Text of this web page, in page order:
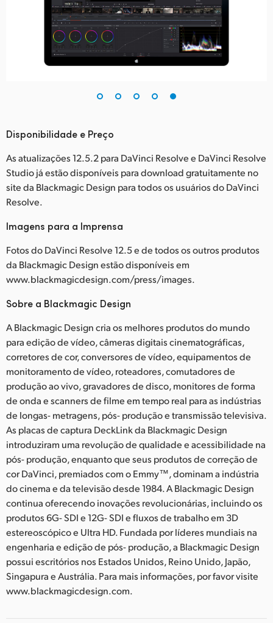
Disponibilidade e Preço
As atualizações 12.5.2 para DaVinci Resolve e DaVinci Resolve
Studio já estão disponíveis para download gratuitamente no
site da Blackmagic Design para todos os usuários do DaVinci
Resolve.
Imagens para a Imprensa
Fotos do DaVinci Resolve 12.5 e de todos os outros produtos
da Blackmagic Design estão disponíveis em
www.blackmagicdesign.com/press/images.
Sobre a Blackmagic Design
A Blackmagic Design cria os melhores produtos do mundo
para edição de vídeo, câmeras digitais cinematográficas,
corretores de cor, conversores de vídeo, equipamentos de
monitoramento de vídeo, roteadores, comutadores de
produção ao vivo, gravadores de disco, monitores de forma
de onda e scanners de filme em tempo real para as indústrias
de longas- metragens, pós- produção e transmissão televisiva.
As placas de captura DeckLink da Blackmagic Design
introduziram uma revolução de qualidade e acessibilidade na
pós- produção, enquanto que seus produtos de correção de
cor DaVinci, premiados com o Emmy™, dominam a indústria
do cinema e da televisão desde 1984. A Blackmagic Design
continua oferecendo inovações revolucionárias, incluindo os
produtos 6G- SDI e 12G- SDI e fluxos de trabalho em 3D
estereoscópico e Ultra HD. Fundada por líderes mundiais na
engenharia e edição de pós- produção, a Blackmagic Design
possui escritórios nos Estados Unidos, Reino Unido, Japão,
Singapura e Austrália. Para mais informações, por favor visite
www.blackmagicdesign.com.